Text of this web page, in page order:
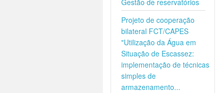
Gestão de reservatórios
Projeto de cooperação
bilateral FCT/CAPES
"Utilização da Água em
Situação de Escassez:
implementação de técnicas
simples de
armazenamento...